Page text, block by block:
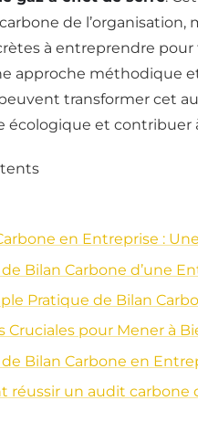
de
à entreprendre
approche méthodique
transformer cet
écologique et
en Entreprise :
Bilan Carbone d’une
Pratique de Bilan
Cruciales pour Mener à
Bilan Carbone en
réussir un audit carbone